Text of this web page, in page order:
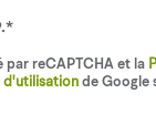
par reCAPTCHA et la
d'utilisation de Google